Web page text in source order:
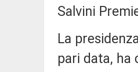
Salvini
La
pari data, ha